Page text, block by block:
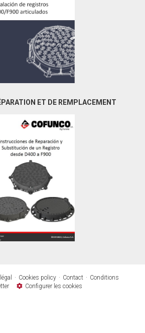
ET DE REMPLACEMENT
Cookies policy Contact
Conditions
Configurer les cookies